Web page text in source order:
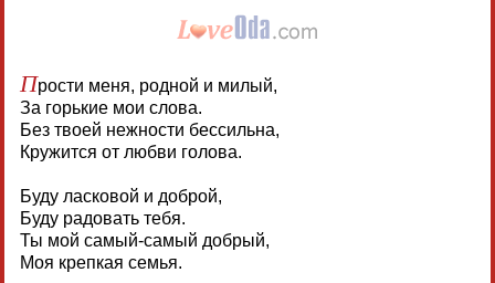
Прости меня, родной и милый,
За горькие мои слова.
Без твоей нежности бессильна,
Кружится от любви голова.
Буду ласковой и доброй,
Буду радовать тебя.
Ты мой самый-самый добрый,
Моя крепкая семья.